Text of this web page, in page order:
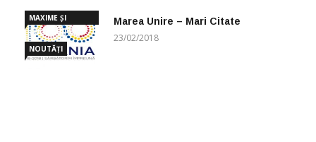
MAXIME ȘI
CUGETĂRI
NOUTĂȚI
Marea Unire – Mari Citate
23/02/2018